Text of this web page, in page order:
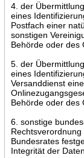
4. der
eines
Postfach einer
sonstigen
Behörde oder des
5. der
eines
Versanddienst
Behörde oder des
6. sonstige
Bundesrates
Integrität der